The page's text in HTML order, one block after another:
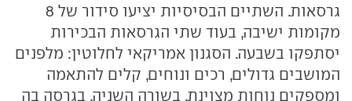
גרסאות. השתיים הבסיסיות יציעו סידור של 8
מקומות ישיבה, בעוד שתי הגרסאות הבכירות
יסתפקו בשבעה. הסגנון אמריקאי לחלוטין: מלפנים
המושבים גדולים, רכים ונוחים, קלים להתאמה
ומספקים נוחות מצוינת. בשורה השניה, בגרסה בה